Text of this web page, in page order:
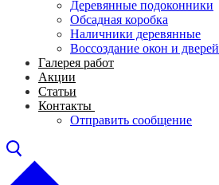
Деревянные подоконники
Обсадная коробка
Наличники деревянные
Воссоздание окон и дверей
Галерея работ
Акции
Статьи
Контакты
Отправить сообщение